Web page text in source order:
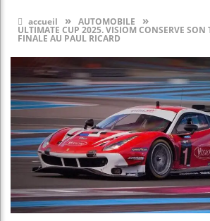
accueil » AUTOMOBILE »
ULTIMATE CUP 2025. VISIOM CONSERVE SON
FINALE AU PAUL RICARD